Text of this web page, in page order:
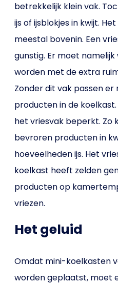
betrekkelijk klein vak.
ijs of ijsblokjes in kwijt.
meestal bovenin. Een
gunstig. Er moet
worden met de extra
Zonder dit vak passen
producten in de
het vriesvak beperkt. Zo
bevroren producten in
hoeveelheden ijs. Het
koelkast heeft zelden
producten op
vriezen.
Het geluid
Omdat mini-koelkasten
worden geplaatst, moet